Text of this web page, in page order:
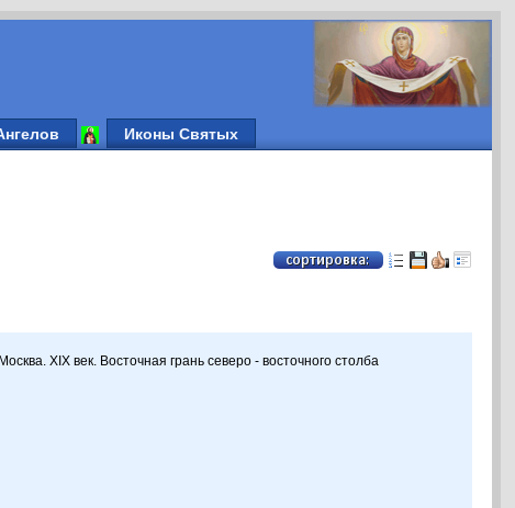
Иконы Святых
XIX век. Восточная грань северо - восточного столба